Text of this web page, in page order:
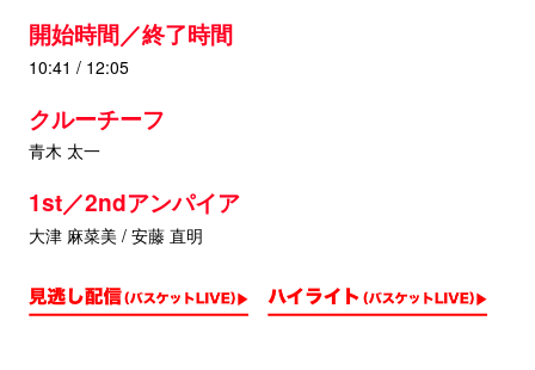
開始時間／終了時間
10:41 / 12:05
クルーチーフ
青木 太一
1st／2ndアンパイア
大津 麻菜美 / 安藤 直明